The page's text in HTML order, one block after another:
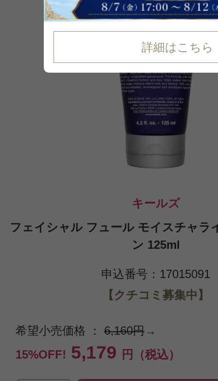
詳細はこちら
キールズ
フェイシャル フュール モイスチャラ
ン 125ml
申込番号：17015091
【クチコミ募集中】
希望小売価格 ： 6,160円→
15%OFF! 5,179 円（税込）